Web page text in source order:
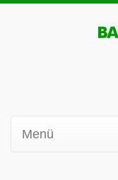
Menü